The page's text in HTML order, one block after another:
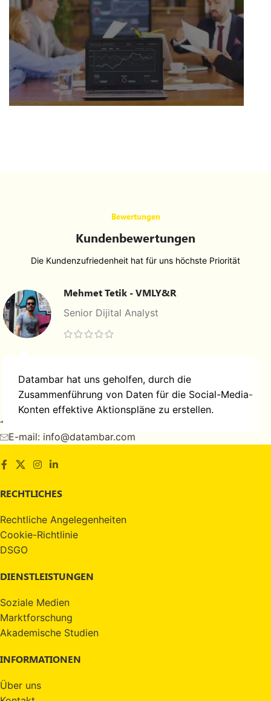
Bewertungen
Kundenbewertungen
Die Kundenzufriedenheit hat für uns höchste Priorität
Mehmet Tetik - VMLY&R
Senior Dijital Analyst
Datambar hat uns geholfen, durch die
Zusammenführung von Daten für die Social-Media-
Konten effektive Aktionspläne zu erstellen.
E-mail: info@datambar.com
RECHTLICHES
Rechtliche Angelegenheiten
Cookie-Richtlinie
DSGO
DIENSTLEISTUNGEN
Soziale Medien
Marktforschung
Akademische Studien
INFORMATIONEN
Über uns